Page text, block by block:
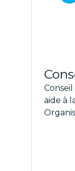
aide à